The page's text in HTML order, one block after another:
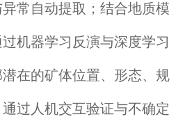
常自动提取；结合地质模
机器学习反演与深度学习
在的矿体位置、形态、规
过人机交互验证与不确定